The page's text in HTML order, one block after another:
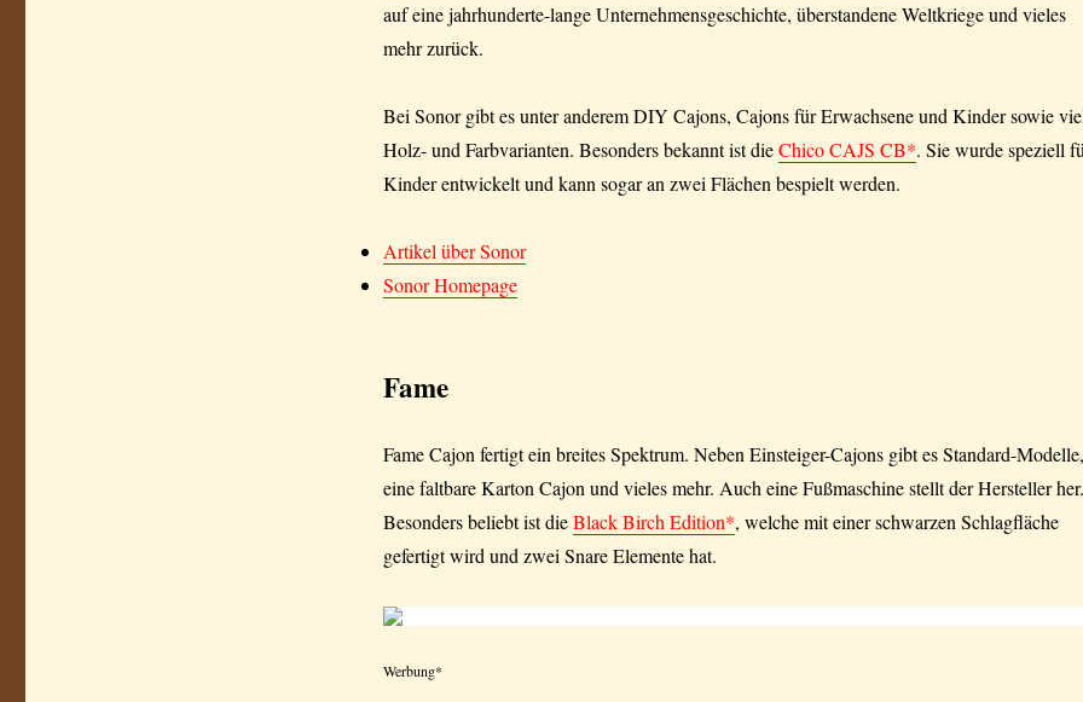
auf eine jahrhunderte-lange Unternehmensgeschichte, überstandene Weltkriege und vieles
mehr zurück.
Bei Sonor gibt es unter anderem DIY Cajons, Cajons für Erwachsene und Kinder sowie
Holz- und Farbvarianten. Besonders bekannt ist dieChico CAJS CB*. Sie wurde speziell
Kinder entwickelt und kann sogar an zwei Flächen bespielt werden.
Artikel über Sonor
Sonor Homepage
Fame
Fame Cajon fertigt ein breites Spektrum. Neben Einsteiger-Cajons gibt es Standard-Modelle,
eine faltbare Karton Cajon und vieles mehr. Auch eine Fußmaschine stellt der Hersteller her.
Besonders beliebt ist dieBlack Birch Edition*, welche mit einer schwarzen Schlagfläche
gefertigt wird und zwei Snare Elemente hat.
Werbung*